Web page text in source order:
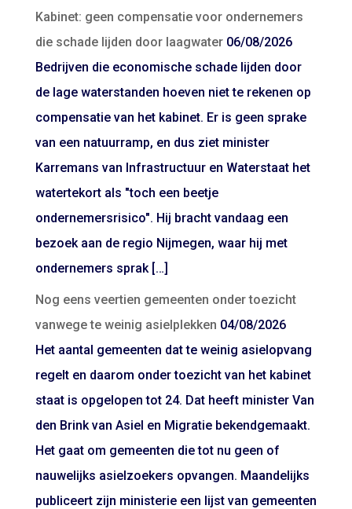
Kabinet: geen compensatie voor ondernemers
die schade lijden door laagwater 06/08/2026
Bedrijven die economische schade lijden door
de lage waterstanden hoeven niet te rekenen op
compensatie van het kabinet. Er is geen sprake
van een natuurramp, en dus ziet minister
Karremans van Infrastructuur en Waterstaat het
watertekort als "toch een beetje
ondernemersrisico". Hij bracht vandaag een
bezoek aan de regio Nijmegen, waar hij met
ondernemers sprak […]
Nog eens veertien gemeenten onder toezicht
vanwege te weinig asielplekken 04/08/2026
Het aantal gemeenten dat te weinig asielopvang
regelt en daarom onder toezicht van het kabinet
staat is opgelopen tot 24. Dat heeft minister Van
den Brink van Asiel en Migratie bekendgemaakt.
Het gaat om gemeenten die tot nu geen of
nauwelijks asielzoekers opvangen. Maandelijks
publiceert zijn ministerie een lijst van gemeenten